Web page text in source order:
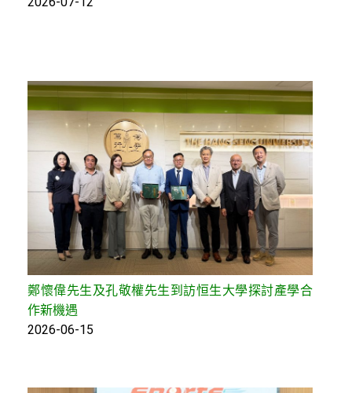
鄭懷偉先生及孔敬權先生到訪恒生大學探討產學合
作新機遇
2026-06-15